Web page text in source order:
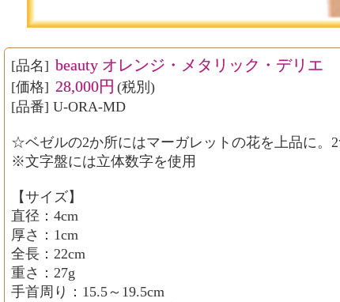
[品名] beauty オレンジ・メタリック・デリエ
[価格] 28,000円 (税別)
[品番] U-ORA-MD
☆ベゼルの2か所にはマーガレットの花を上品に。
※文字盤には立体数字を使用
【サイズ】
直径：4cm
厚さ：1cm
全長：22cm
重さ：27g
手首周り：15.5～19.5cm